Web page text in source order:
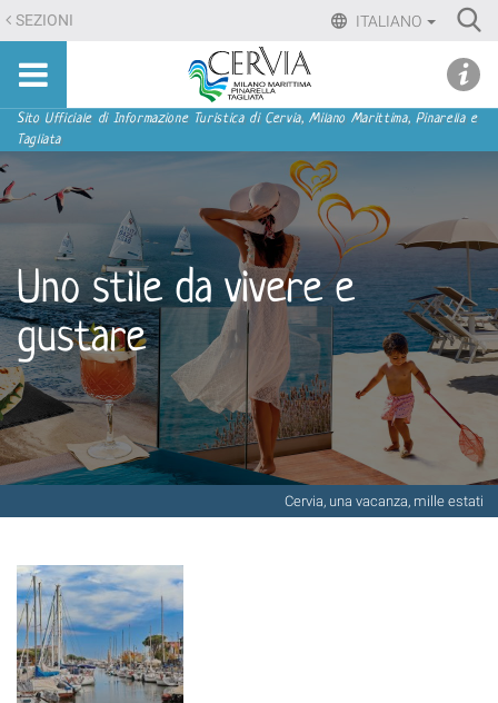
Salta
ai
contenuti.
Salta
alla
navigazione
ITALIANO
SEZIONI
Sito
turistico
ufficiale
Cervia,
Milano
Marittima,
Pinarella,
Tagliata
Sezioni
Sito Ufficiale di Informazione Turistica di Cervia, Milano Marittima, Pinarella e
Tagliata
Cervia, una vacanza, mille estati
Uno stile da vivere e
gustare
menu